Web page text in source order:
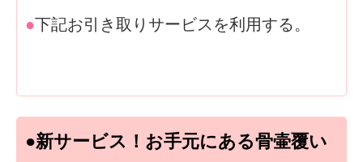
●下記お引き取りサービスを利用する。
●新サービス！お手元にある骨壷覆い